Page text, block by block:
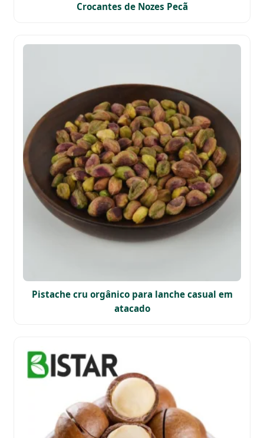
Crocantes de Nozes Pecã
Pistache cru orgânico para lanche casual em
atacado